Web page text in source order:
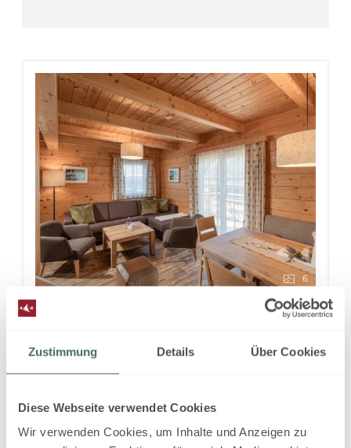
Zustimmung Details Über Cookies
Diese Webseite verwendet Cookies
Wir verwenden Cookies, um Inhalte und Anzeigen zu
6
4 Plattenherd
Radio
Aussicht auf eine Berglandschaft